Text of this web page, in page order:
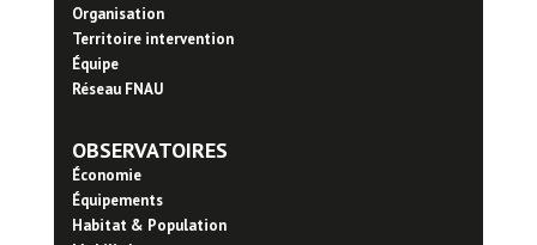
Organisation
Territoire intervention
Équipe
Réseau FNAU
OBSERVATOIRES
Économie
Équipements
Habitat & Population